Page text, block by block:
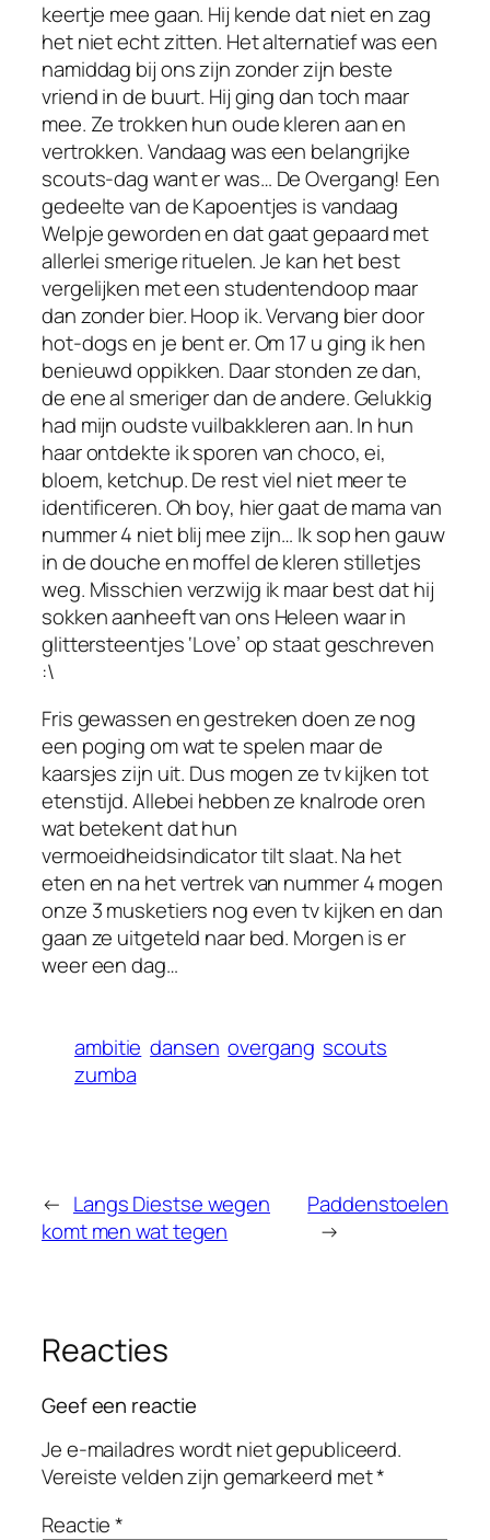
keertje mee gaan. Hij kende dat niet en zag
het niet echt zitten. Het alternatief was een
namiddag bij ons zijn zonder zijn beste
vriend in de buurt. Hij ging dan toch maar
mee. Ze trokken hun oude kleren aan en
vertrokken. Vandaag was een belangrijke
scouts-dag want er was… De Overgang! Een
gedeelte van de Kapoentjes is vandaag
Welpje geworden en dat gaat gepaard met
allerlei smerige rituelen. Je kan het best
vergelijken met een studentendoop maar
dan zonder bier. Hoop ik. Vervang bier door
hot-dogs en je bent er. Om 17 u ging ik hen
benieuwd oppikken. Daar stonden ze dan,
de ene al smeriger dan de andere. Gelukkig
had mijn oudste vuilbakkleren aan. In hun
haar ontdekte ik sporen van choco, ei,
bloem, ketchup. De rest viel niet meer te
identificeren. Oh boy, hier gaat de mama van
nummer 4 niet blij mee zijn… Ik sop hen gauw
in de douche en moffel de kleren stilletjes
weg. Misschien verzwijg ik maar best dat hij
sokken aanheeft van ons Heleen waar in
glittersteentjes ‘Love’ op staat geschreven
:\
Fris gewassen en gestreken doen ze nog
een poging om wat te spelen maar de
kaarsjes zijn uit. Dus mogen ze tv kijken tot
etenstijd. Allebei hebben ze knalrode oren
wat betekent dat hun
vermoeidheidsindicator tilt slaat. Na het
eten en na het vertrek van nummer 4 mogen
onze 3 musketiers nog even tv kijken en dan
gaan ze uitgeteld naar bed. Morgen is er
weer een dag…
ambitie dansen overgang scouts
zumba
← Langs Diestse wegen
komt men wat tegen
Paddenstoelen
→
Reacties
Geef een reactie
Je e-mailadres wordt niet gepubliceerd.
Vereiste velden zijn gemarkeerd met*
Reactie*